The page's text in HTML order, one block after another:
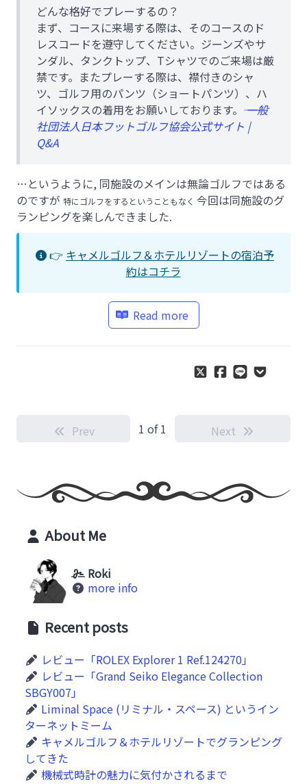
どんな格好でプレーするの？
まず、コースに来場する際は、そのコースのド
レスコードを遵守してください。ジーンズやサ
ンダル、タンクトップ、Tシャツでのご来場は厳
禁です。またプレーする際は、襟付きのシャ
ツ、ゴルフ用のパンツ（ショートパンツ）、ハ
イソックスの着用をお願いしております。――一般
社団法人日本フットゴルフ協会公式サイト |
Q&A
…というように, 同施設のメインは無論ゴルフではある
のですが 特にゴルフをするということもなく 今回は同施設のグ
ランピングを楽しんできました.
👉 キャメルゴルフ＆ホテルリゾートの宿泊予
約はコチラ
Read more
Prev 1 of 1 Next
About Me
Roki
more info
Recent posts
レビュー「ROLEX Explorer 1 Ref.124270」
レビュー「Grand Seiko Elegance Collection
SBGY007」
Liminal Space (リミナル・スペース) というイン
ターネットミーム
キャメルゴルフ＆ホテルリゾートでグランピング
してきた
機械式時計の魅力に気付かされるまで